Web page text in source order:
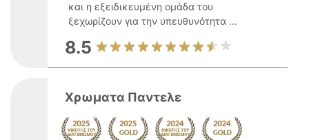
και η εξειδικευμένη ομάδα του
ξεχωρίζουν για την υπευθυνότητα ...
8.5
Χρωματα Παντελε